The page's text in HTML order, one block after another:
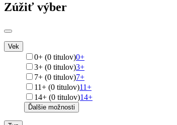
Zúžiť výber
Vek
0+ (0 titulov)0+
3+ (0 titulov)3+
7+ (0 titulov)7+
11+ (0 titulov)11+
14+ (0 titulov)14+
Ďalšie možnosti